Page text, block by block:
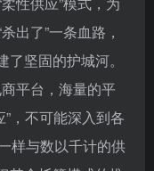
出了”一条血路，
坚固的护城河。
平台，海量的平
，不可能深入到各
样与数以千计的供
其全托管模式的推